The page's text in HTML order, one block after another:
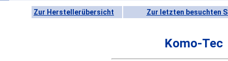
Zur Herstellerübersicht Zur letzten besuchten
Komo-Tec